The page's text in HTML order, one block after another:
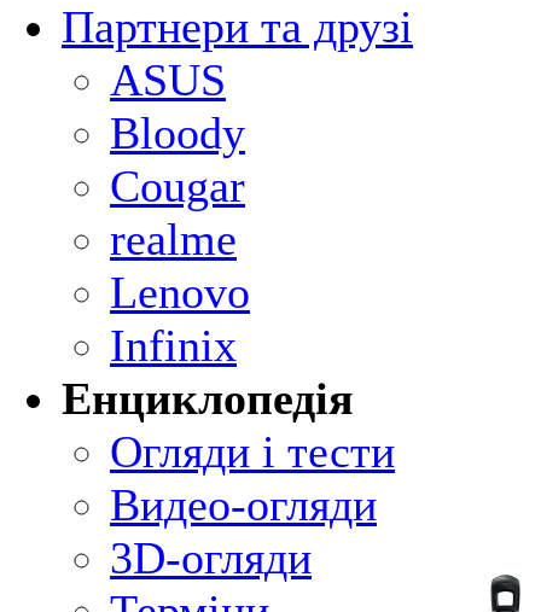
Партнери та друзі
ASUS
Bloody
Cougar
realme
Lenovo
Infinix
Енциклопедія
Огляди і тести
Видео-огляди
3D-огляди